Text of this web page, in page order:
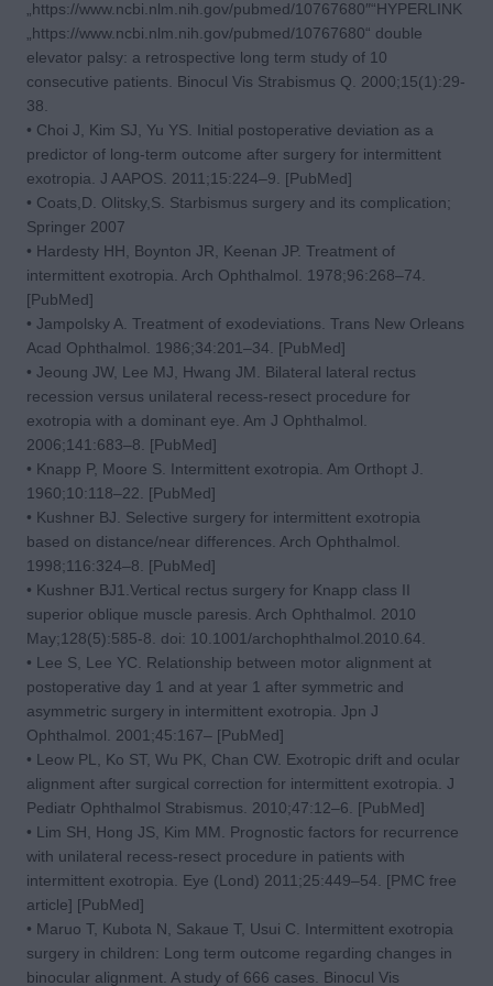
„https://www.ncbi.nlm.nih.gov/pubmed/10767680″“HYPERLINK
„https://www.ncbi.nlm.nih.gov/pubmed/10767680“ double
elevator palsy: a retrospective long term study of 10
consecutive patients. Binocul Vis Strabismus Q. 2000;15(1):29-
38.
• Choi J, Kim SJ, Yu YS. Initial postoperative deviation as a
predictor of long-term outcome after surgery for intermittent
exotropia. J AAPOS. 2011;15:224–9. [PubMed]
• Coats,D. Olitsky,S. Starbismus surgery and its complication;
Springer 2007
• Hardesty HH, Boynton JR, Keenan JP. Treatment of
intermittent exotropia. Arch Ophthalmol. 1978;96:268–74.
[PubMed]
• Jampolsky A. Treatment of exodeviations. Trans New Orleans
Acad Ophthalmol. 1986;34:201–34. [PubMed]
• Jeoung JW, Lee MJ, Hwang JM. Bilateral lateral rectus
recession versus unilateral recess-resect procedure for
exotropia with a dominant eye. Am J Ophthalmol.
2006;141:683–8. [PubMed]
• Knapp P, Moore S. Intermittent exotropia. Am Orthopt J.
1960;10:118–22. [PubMed]
• Kushner BJ. Selective surgery for intermittent exotropia
based on distance/near differences. Arch Ophthalmol.
1998;116:324–8. [PubMed]
• Kushner BJ1.Vertical rectus surgery for Knapp class II
superior oblique muscle paresis. Arch Ophthalmol. 2010
May;128(5):585-8. doi: 10.1001/archophthalmol.2010.64.
• Lee S, Lee YC. Relationship between motor alignment at
postoperative day 1 and at year 1 after symmetric and
asymmetric surgery in intermittent exotropia. Jpn J
Ophthalmol. 2001;45:167– [PubMed]
• Leow PL, Ko ST, Wu PK, Chan CW. Exotropic drift and ocular
alignment after surgical correction for intermittent exotropia. J
Pediatr Ophthalmol Strabismus. 2010;47:12–6. [PubMed]
• Lim SH, Hong JS, Kim MM. Prognostic factors for recurrence
with unilateral recess-resect procedure in patients with
intermittent exotropia. Eye (Lond) 2011;25:449–54. [PMC free
article] [PubMed]
• Maruo T, Kubota N, Sakaue T, Usui C. Intermittent exotropia
surgery in children: Long term outcome regarding changes in
binocular alignment. A study of 666 cases. Binocul Vis